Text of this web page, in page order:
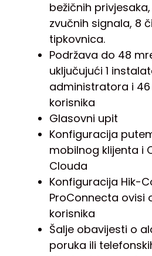
bežičnih
zvučnih signala, 8
tipkovnica.
Podržava do 48
uključujući 1
administratora i
korisnika
Glasovni upit
Konfiguracija
mobilnog klijenta i
Clouda
Konfiguracija Hik-
ProConnecta ovisi
korisnika
Šalje obavijesti o
poruka ili